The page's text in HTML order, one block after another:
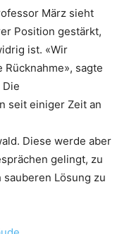
März sieht
Position gestärkt,
ist. «Wir
sagte
Die
seit einiger Zeit an
Diese werde aber
gelingt, zu
Lösung zu